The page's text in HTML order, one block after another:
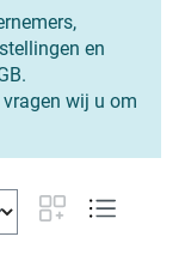
en
wij u om